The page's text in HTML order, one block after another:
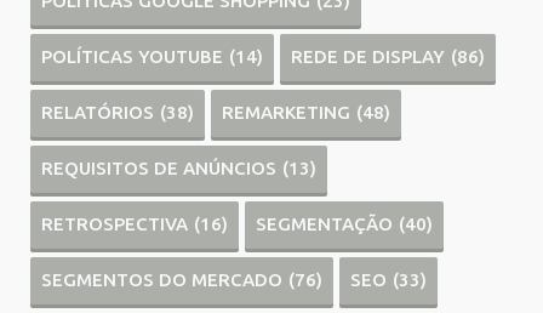
POLÍTICAS YOUTUBE (14) REDE DE DISPLAY (86)
RELATÓRIOS (38) REMARKETING (48)
REQUISITOS DE ANÚNCIOS (13)
RETROSPECTIVA (16) SEGMENTAÇÃO (40)
SEGMENTOS DO MERCADO (76) SEO (33)